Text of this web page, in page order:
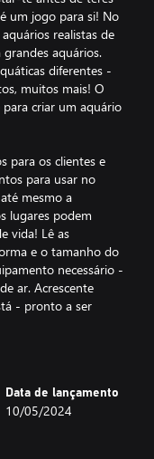
um jogo para si! No
realistas de
grandes aquários.
diferentes -
muitos mais! O
criar um aquário
para os clientes e
para usar no
mesmo a
lugares podem
vida! Lê as
e o tamanho do
necessário -
ar. Acrescente
- pronto a ser
Podes experimentar
te sempre dos
peixes, claro! As
Data de lançamento
10/05/2024